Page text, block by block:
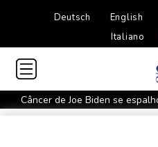
Deutsch English
Italiano
Câncer de Joe Biden se
MP do Equador acusa sete